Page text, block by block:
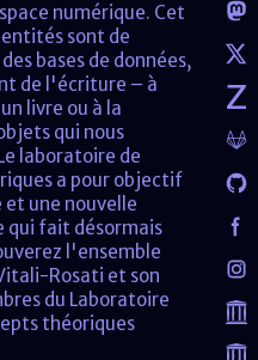
numérique. Cet
sont de
bases de données,
de l'écriture – à
livre ou à la
qui nous
laboratoire de
a pour objectif
et une nouvelle
qui fait désormais
l'ensemble
Rosati et son
du Laboratoire
théoriques